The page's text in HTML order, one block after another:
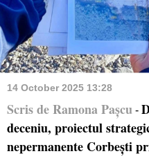
14 October 2025 13:28
Scris de Ramona Pașcu -
deceniu, proiectul
nepermanente Corbești